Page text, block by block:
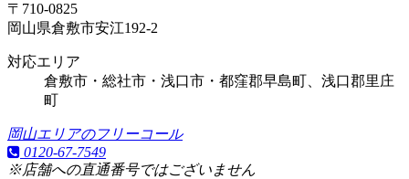
〒710-0825
岡山県倉敷市安江192-2
対応エリア
倉敷市・総社市・浅口市・都窪郡早島町、浅口郡里庄
町
岡山エリアのフリーコール
0120-67-7549
※店舗への直通番号ではございません